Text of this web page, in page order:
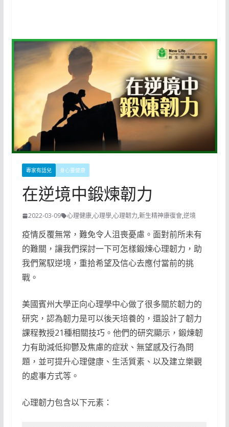
專家有話兒 身心靈健康
在逆境中鍛煉韌力
2022-03-09 心理健康,心理學,心理韌力,新生精神康復會,逆境
疫情反覆無常，難免令人沮喪憂慮。面對前所未有
的難關，讓我們探討一下可怎樣鍛煉心理韌力，助
我們駕馭逆境，重拾希望及信心去應付當前的挑
戰。
美國賓州大學正向心理學中心做了很多關於韌力的
研究，認為韌力是可以後天培養的，還設計了韌力
課程教授21種相關技巧。他們的研究顯示，鍛煉韌
力有助減低抑鬱及焦慮的症狀、無望感及行為問
題，並可提升心理健康、生活質素、以及建立樂觀
的處事方式等。
心理韌力包含以下元素：